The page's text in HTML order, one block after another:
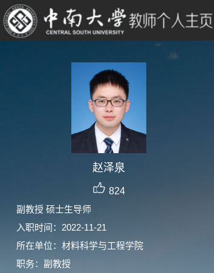
赵泽泉
824
副教授 硕士生导师
入职时间：2022-11-21
所在单位：材料科学与工程学院
职务：副教授